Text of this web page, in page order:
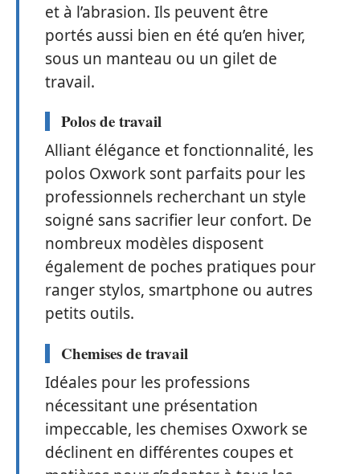
et à l’abrasion. Ils peuvent être
portés aussi bien en été qu’en hiver,
sous un manteau ou un gilet de
travail.
Polos de travail
Alliant élégance et fonctionnalité, les
polos Oxwork sont parfaits pour les
professionnels recherchant un style
soigné sans sacrifier leur confort. De
nombreux modèles disposent
également de poches pratiques pour
ranger stylos, smartphone ou autres
petits outils.
Chemises de travail
Idéales pour les professions
nécessitant une présentation
impeccable, les chemises Oxwork se
déclinent en différentes coupes et